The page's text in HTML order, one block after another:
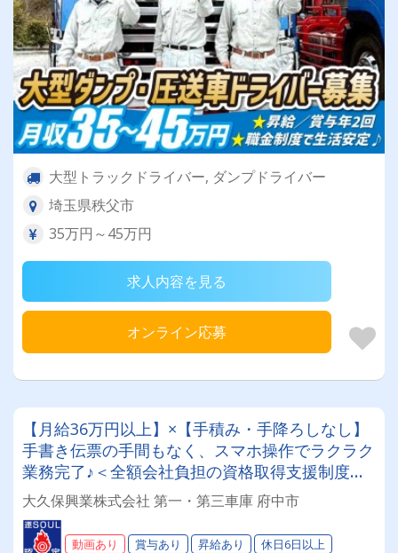
大型トラックドライバー, ダンプドライバー
埼玉県秩父市
35万円～45万円
求人内容を見る
オンライン応募
【月給36万円以上】×【手積み・手降ろしなし】
手書き伝票の手間もなく、スマホ操作でラクラク
業務完了♪＜全額会社負担の資格取得支援制度あ
り！未経験からプロへ！＞専属車両！最新モデル
が続々納車中で新車に乗れるチャンスも！【10t
ダンプドライバー】
大久保興業株式会社 第一・第三車庫 府中市
動画あり 賞与あり 昇給あり 休日6日以上